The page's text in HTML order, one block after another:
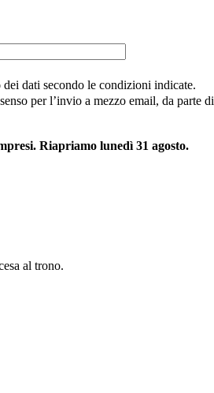
dati secondo le condizioni indicate.
per l’invio a mezzo email, da
Riapriamo lunedì 31 agosto.
al trono.